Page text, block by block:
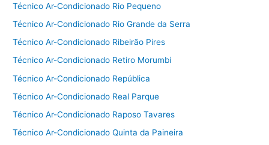
Técnico Ar-Condicionado Rio Pequeno
Técnico Ar-Condicionado Rio Grande da Serra
Técnico Ar-Condicionado Ribeirão Pires
Técnico Ar-Condicionado Retiro Morumbi
Técnico Ar-Condicionado República
Técnico Ar-Condicionado Real Parque
Técnico Ar-Condicionado Raposo Tavares
Técnico Ar-Condicionado Quinta da Paineira